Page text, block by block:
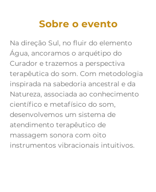
Sobre o evento
Na direção Sul, no fluir do elemento
Água, ancoramos o arquétipo do
Curador e trazemos a perspectiva
terapêutica do som. Com metodologia
inspirada na sabedoria ancestral e da
Natureza, associada ao conhecimento
científico e metafísico do som,
desenvolvemos um sistema de
atendimento terapêutico de
massagem sonora com oito
instrumentos vibracionais intuitivos.